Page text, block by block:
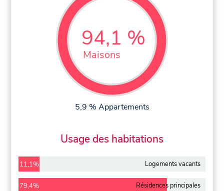
94,1 %
Maisons
5,9 % Appartements
Usage des habitations
11,1% Logements vacants
79,4% Résidences principales